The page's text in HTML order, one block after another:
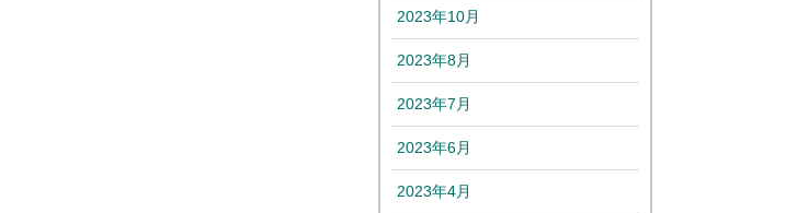
2023年10月
2023年8月
2023年7月
2023年6月
2023年4月